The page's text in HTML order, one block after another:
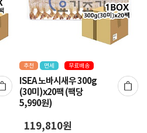
추천 면세 무료배송
ISEA 노바시새우 300g
(30미)x20팩 (팩당
5,990원)
119,810원